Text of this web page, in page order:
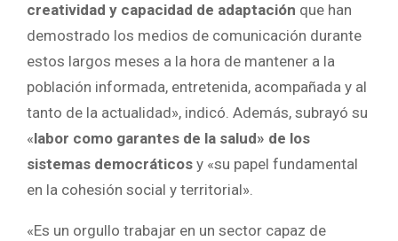
creatividad y capacidad de adaptación que han
demostrado los medios de comunicación durante
estos largos meses a la hora de mantener a la
población informada, entretenida, acompañada y al
tanto de la actualidad», indicó. Además, subrayó su
«labor como garantes de la salud» de los
sistemas democráticos y «su papel fundamental
en la cohesión social y territorial».
«Es un orgullo trabajar en un sector capaz de